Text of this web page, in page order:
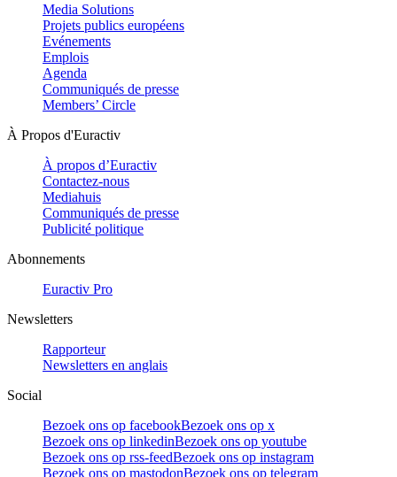
Media Solutions
Projets publics européens
Evénements
Emplois
Agenda
Communiqués de presse
Members’ Circle
À Propos d'Euractiv
À propos d’Euractiv
Contactez-nous
Mediahuis
Communiqués de presse
Publicité politique
Abonnements
Euractiv Pro
Newsletters
Rapporteur
Newsletters en anglais
Social
Bezoek ons op facebookBezoek ons op x
Bezoek ons op linkedinBezoek ons op youtube
Bezoek ons op rss-feedBezoek ons op instagram
Bezoek ons op mastodonBezoek ons op telegram